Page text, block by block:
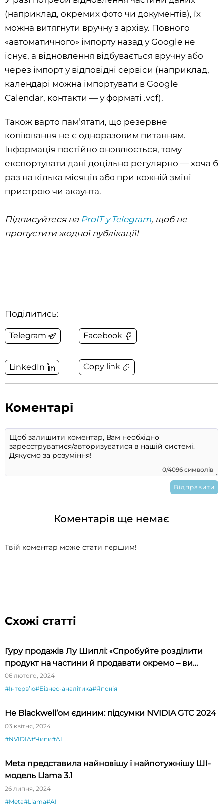
(наприклад, окремих фото чи документів), їх
можна витягнути вручну з архіву. Повного
«автоматичного» імпорту назад у Google не
існує, а відновлення відбувається вручну або
через імпорт у відповідні сервіси (наприклад,
календарі можна імпортувати в Google
Calendar, контакти — у форматі .vcf).
Також варто памʼятати, що резервне
копіювання не є одноразовим питанням.
Інформація постійно оновлюється, тому
експортувати дані доцільно регулярно — хоча б
раз на кілька місяців або при кожній зміні
пристрою чи акаунта.
Підписуйтеся на ProIT у Telegram, щоб не
пропустити жодної публікації!
Поділитись:
Telegram Facebook
LinkedIn Copy link
Коментарі
0/4096 символів
Коментарів ще немає
Твій коментар може стати першим!
Схожі статті
Гуру продажів Лу Шиплі: «Спробуйте розділити
продукт на частини й продавати окремо – ви
будете вражені»
06 лютого, 2024
#Інтервʼю#Бізнес-аналітика#Японія
Не Blackwell’ом єдиним: підсумки NVIDIA GTC 2024
03 квітня, 2024
#NVIDIA#Чипи#AI
Meta представила найновішу і найпотужнішу ШІ-
модель Llama 3.1
26 липня, 2024
#Meta#Llama#AI